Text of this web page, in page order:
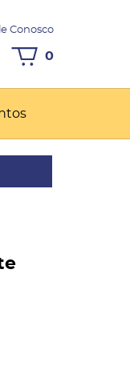
Conosco
0